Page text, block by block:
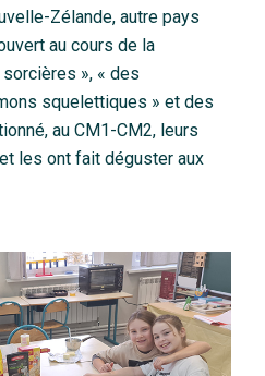
Zélande, autre pays
au cours de la
», « des
squelettiques » et des
au CM1-CM2, leurs
et les ont fait déguster aux